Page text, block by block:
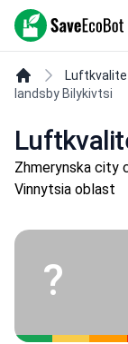
SaveEcoBot
landsby Bilykivtsi
Zhmerynska city
Vinnytsia oblast
?